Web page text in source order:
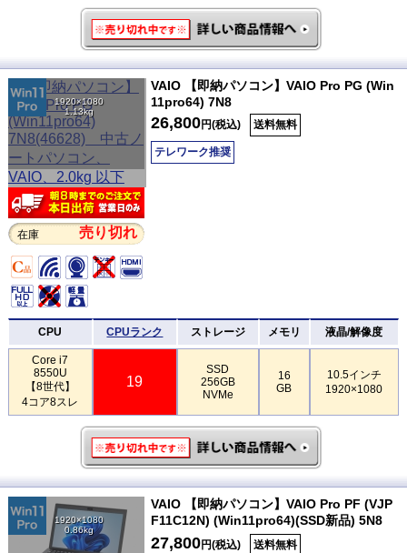
1920×1080
1.13kg
在庫 売り切れ
VAIO 【即納パソコン】VAIO Pro PG (Win
11pro64) 7N8
26,800円(税込) 送料無料
テレワーク推奨
CPU CPUランク ストレージ メモリ 液晶/解像度
Core i7
8550U
【8世代】
4コア8スレ
19
SSD
256GB
NVMe
16
GB
10.5インチ
1920×1080
1920×1080
0.86kg
VAIO 【即納パソコン】VAIO Pro PF (VJP
F11C12N) (Win11pro64)(SSD新品) 5N8
27,800円(税込) 送料無料